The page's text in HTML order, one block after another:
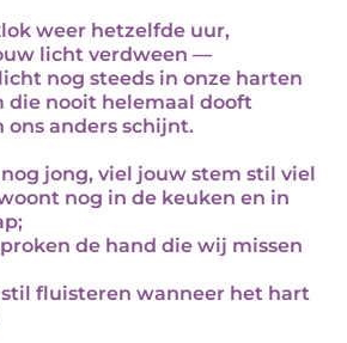
weer hetzelfde uur,
licht verdween —
nog steeds in onze harten
die nooit helemaal dooft
ons anders schijnt.
jong, viel jouw stem stil viel
nog in de keuken en in
de hand die wij missen
fluisteren wanneer het hart